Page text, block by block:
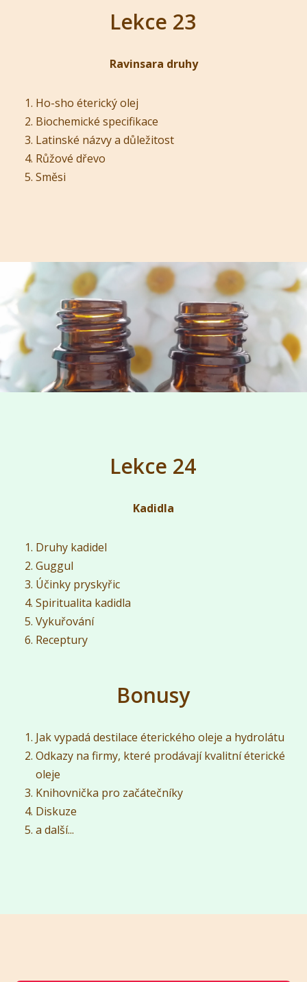
Lekce 23
Ravinsara druhy
Ho-sho éterický olej
Biochemické specifikace
Latinské názvy a důležitost
Růžové dřevo
Směsi
Lekce 24
Kadidla
Druhy kadidel
Guggul
Účinky pryskyřic
Spiritualita kadidla
Vykuřování
Receptury
Bonusy
Jak vypadá destilace éterického oleje a hydrolátu
Odkazy na firmy, které prodávají kvalitní éterické
oleje
Knihovnička pro začátečníky
Diskuze
a další...